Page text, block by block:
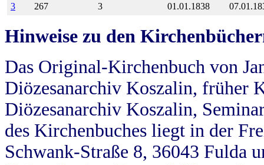
3
267 3 01.01.1838
Hinweise zu den
Das Original-Kirchenbuch von
Diözesanarchiv Koszalin, früher
Diözesanarchiv Koszalin,
des Kirchenbuches liegt in der
Schwank-Straße 8, 36043 Fulda